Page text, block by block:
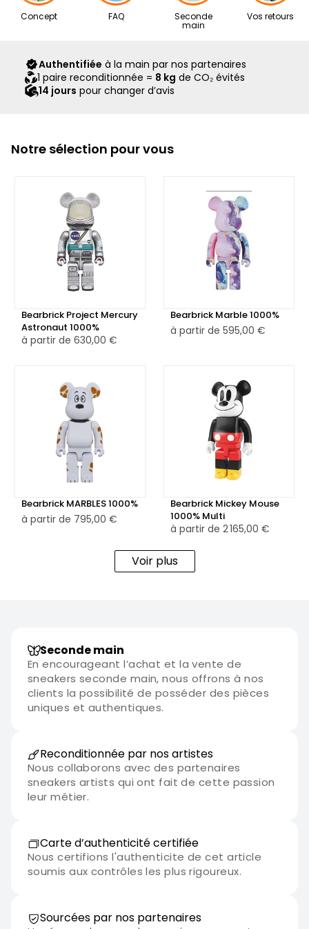
revendeurs partenaires, sélectionnés avec soin pour leur
scellé Second Step attestant qu’ils ont été contrôlés et
expédiés par notre équipe.
Concept FAQ Seconde
main
Vos retours
Authentifiée à la main par nos partenaires
1 paire reconditionnée = 8 kg de CO₂ évités
14 jours pour changer d’avis
Notre sélection pour vous
Bearbrick Project Mercury
Astronaut 1000%
à partir de 630,00 €
Bearbrick Marble 1000%
à partir de 595,00 €
Bearbrick MARBLES 1000%
à partir de 795,00 €
Bearbrick Mickey Mouse
1000% Multi
à partir de 2 165,00 €
Voir plus
Seconde main
En encourageant l’achat et la vente de
sneakers seconde main, nous offrons à nos
clients la possibilité de posséder des pièces
uniques et authentiques.
Reconditionnée par nos artistes
Nous collaborons avec des partenaires
sneakers artists qui ont fait de cette passion
leur métier.
Carte d’authenticité certifiée
Nous certifions l'authenticite de cet article
soumis aux contrôles les plus rigoureux.
Sourcées par nos partenaires